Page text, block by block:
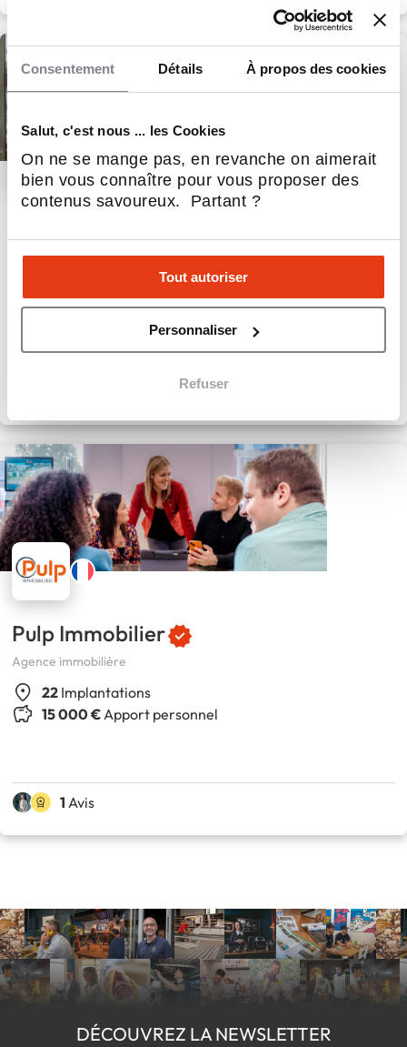
Consentement Détails À propos des cookies
Salut, c'est nous ... les Cookies
On ne se mange pas, en revanche on aimerait
bien vous connaître pour vous proposer des
contenus savoureux. Partant ?
Tout autoriser
Personnaliser
Refuser
15 000 €Apport personnel
Pulp Immobilier
Agence immobilière
22 Implantations
15 000 € Apport personnel
1 Avis
DÉCOUVREZ LA NEWSLETTER